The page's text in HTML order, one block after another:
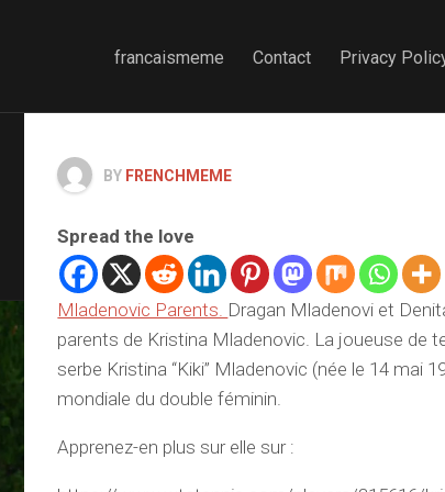
francaismeme Contact Privacy
BY FRENCHMEME
Spread the love
Mladenovic Parents. Dragan Mladenovi et
parents de Kristina Mladenovic. La joueuse de
serbe Kristina “Kiki” Mladenovic (née le 14 mai
mondiale du double féminin.
Apprenez-en plus sur elle sur :